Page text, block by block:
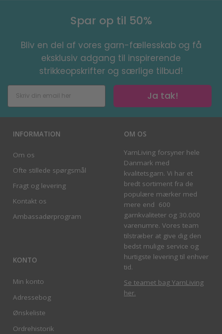
Spar op til 50%
Bliv en del af vores garn-fællesskab og få
eksklusiv adgang til inspirerende
strikkeopskrifter og særlige tilbud!
Ja tak!
INFORMATION
Om os
Ofte stillede spørgsmål
Fragt og levering
Kontakt os
Ambassadørprogram
KONTO
Min konto
Adressebog
Ønskeliste
Ordrehistorik
OM OS
YarnLiving forsyner hele
Danmark med
kvalitetsgarn. Vi har et
bredt sortiment fra de
populære mærker med
mere end 600
garnkvaliteter og 30.000
varenumre. Vores team
tilstræber at give dig den
bedst mulige service og
hurtigste levering til enhver
tid.
Se teamet bag YarnLiving
her.